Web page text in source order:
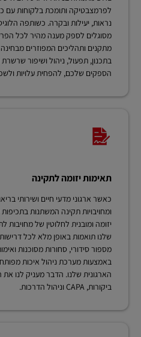
לפרמצבטיקה ותומכת בלקוחות עם
נראות, יעילות ובקרה. כשותפה
מסוגלים לספק מענה מהיר לכל
מתקנים ותהליכים המפוזרים
בתכנון, תפעול, ניהול ושיפור
הספקים שלכם, להפחית עלויות
תאימות יזומה לתקינה
כאשר ארגוני מדעי חיים ושירותי
יזומה ומובנית לחלוטין של מחויבות
באמצעות מערכת ניהול איכות
הארגונית שלנו. הדבר מעניק לנו את
ביקורות, CAPA וניהול הדרכות.